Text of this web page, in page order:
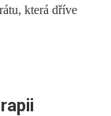
která dříve